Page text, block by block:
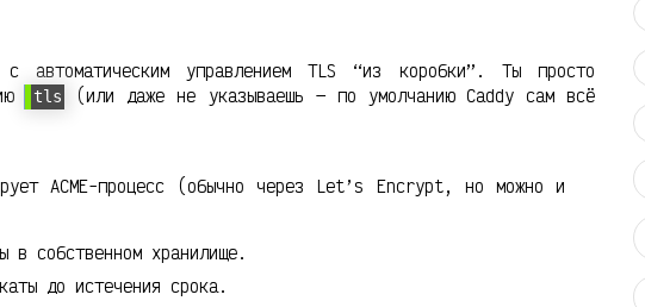
управлением TLS “из коробки”. Ты просто
tls
(или даже не указываешь — по умолчанию Caddy сам всё
ACME-процесс (обычно через Let’s Encrypt, но можно и
в собственном хранилище.
до истечения срока.